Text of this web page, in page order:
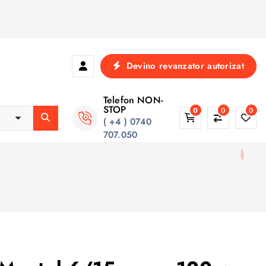
Devino revanzator autorizat
Telefon NON-
STOP
( +4 ) 0740
707.050
0 0 0